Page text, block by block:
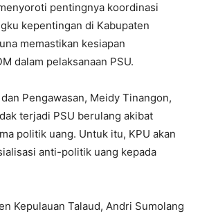
pentingnya koordinasi
kepentingan di Kabupaten
memastikan kesiapan
dalam pelaksanaan PSU.
Pengawasan, Meidy Tinangon,
terjadi PSU berulang akibat
politik uang. Untuk itu, KPU akan
anti-politik uang kepada
Kepulauan Talaud, Andri Sumolang